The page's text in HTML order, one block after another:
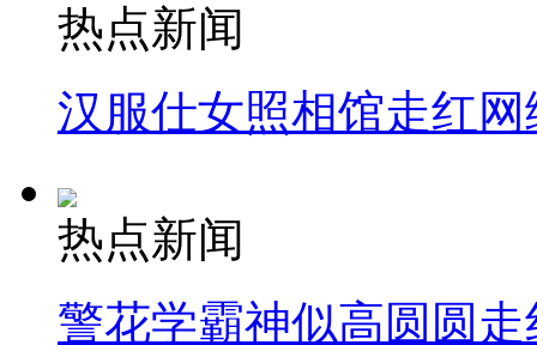
热点新闻
汉服仕女照相馆走红网
热点新闻
警花学霸神似高圆圆走